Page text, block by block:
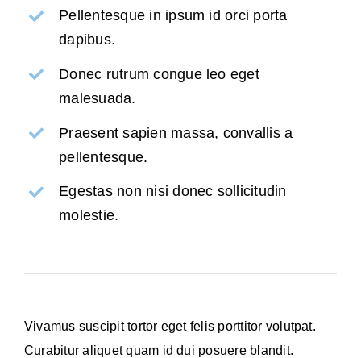
Pellentesque in ipsum id orci porta
dapibus.
Donec rutrum congue leo eget
malesuada.
Praesent sapien massa, convallis a
pellentesque.
Egestas non nisi donec sollicitudin
molestie.
Vivamus suscipit tortor eget felis porttitor volutpat.
Curabitur aliquet quam id dui posuere blandit.